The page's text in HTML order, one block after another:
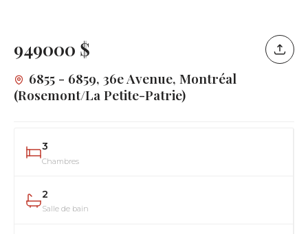
6855 - 6859, 36e Avenue, Montréal
(Rosemont/La Petite-Patrie)
949000 $
3
Chambres
2
Salle de bain